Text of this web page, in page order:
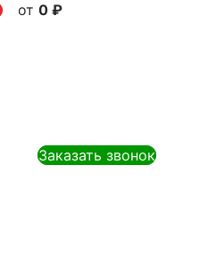
0 ₽
Заказать звонок